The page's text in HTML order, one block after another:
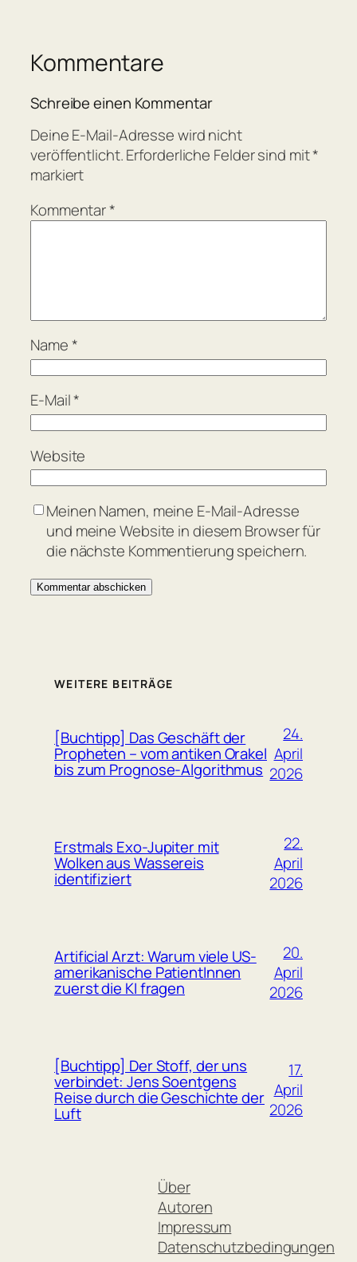
Kommentare
Schreibe einen Kommentar
Deine E-Mail-Adresse wird nicht
veröffentlicht.Erforderliche Felder sind mit*
markiert
Kommentar*
Name*
E-Mail*
Website
Meinen Namen, meine E-Mail-Adresse
und meine Website in diesem Browser für
die nächste Kommentierung speichern.
WEITERE BEITRÄGE
[Buchtipp] Das Geschäft der
Propheten – vom antiken Orakel
bis zum Prognose-Algorithmus
24.
April
2026
Erstmals Exo-Jupiter mit
Wolken aus Wassereis
identifiziert
22.
April
2026
Artificial Arzt: Warum viele US-
amerikanische PatientInnen
zuerst die KI fragen
20.
April
2026
[Buchtipp] Der Stoff, der uns
verbindet: Jens Soentgens
Reise durch die Geschichte der
Luft
17.
April
2026
Über
Autoren
Impressum
Datenschutzbedingungen